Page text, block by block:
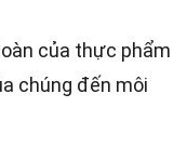
của thực phẩm
chúng đến môi